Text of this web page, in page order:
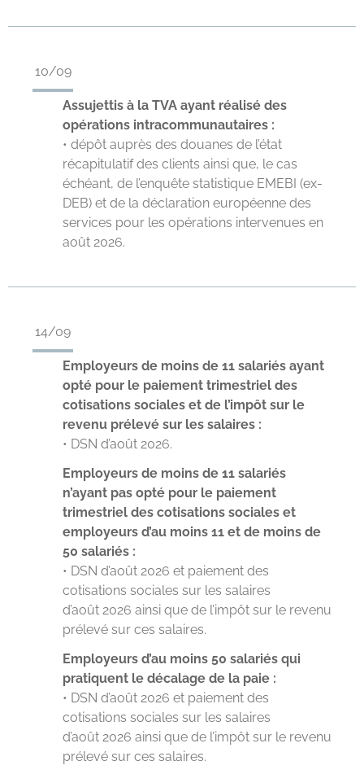
10/09
Assujettis à la TVA ayant réalisé des
opérations intracommunautaires :
• dépôt auprès des douanes de l’état
récapitulatif des clients ainsi que, le cas
échéant, de l’enquête statistique EMEBI (ex-
DEB) et de la déclaration européenne des
services pour les opérations intervenues en
août 2026.
14/09
Employeurs de moins de 11 salariés ayant
opté pour le paiement trimestriel des
cotisations sociales et de l’impôt sur le
revenu prélevé sur les salaires :
• DSN d’août 2026.
Employeurs de moins de 11 salariés
n’ayant pas opté pour le paiement
trimestriel des cotisations sociales et
employeurs d’au moins 11 et de moins de
50 salariés :
• DSN d’août 2026 et paiement des
cotisations sociales sur les salaires
d’août 2026 ainsi que de l’impôt sur le revenu
prélevé sur ces salaires.
Employeurs d’au moins 50 salariés qui
pratiquent le décalage de la paie :
• DSN d’août 2026 et paiement des
cotisations sociales sur les salaires
d’août 2026 ainsi que de l’impôt sur le revenu
prélevé sur ces salaires.